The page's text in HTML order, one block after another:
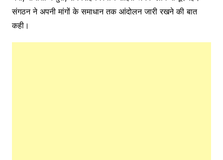
संगठन ने अपनी मांगों के समाधान तक आंदोलन जारी रखने की बात
कही।